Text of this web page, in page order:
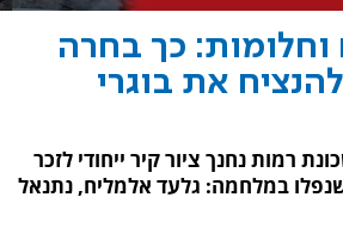
וחלומות: כך בחרה
את בוגרי
רמות נחנך ציור קיר ייחודי לזכר
במלחמה: גלעד אלמליח, נתנאל